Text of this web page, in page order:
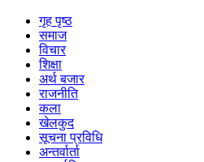
गृह पृष्ठ
समाज
विचार
शिक्षा
अर्थ बजार
राजनीति
कला
खेलकुद
सूचना प्रविधि
अन्तर्वार्ता